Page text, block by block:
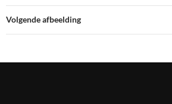
Volgende afbeelding